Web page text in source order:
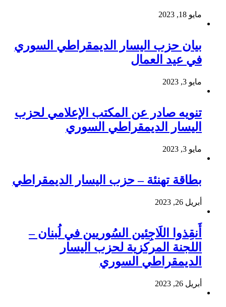
مايو 18, 2023
بيان حزب اليسار الديمقراطي السوري
في عيد العمال
مايو 3, 2023
تنويه صادر عن المكتب الإعلامي لحزب
اليسار الديمقراطي السوري
مايو 3, 2023
بطاقة تهنئة – حزب اليسار الديمقراطي
أبريل 26, 2023
أَنقِذوا اللَاجِئين السُوريين في لُبنان –
اللجنة المركزية لحزب اليسار
الديمقراطي السوري
أبريل 26, 2023